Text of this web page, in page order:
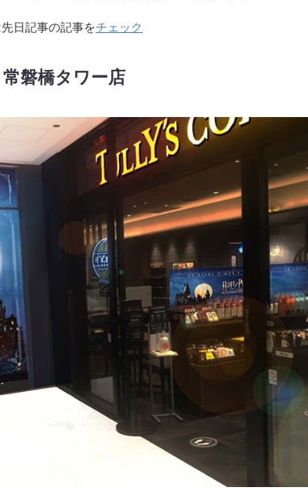
日記事の記事をチェック
常磐橋タワー店